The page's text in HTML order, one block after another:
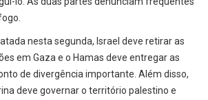
nesta segunda, Israel deve retirar as
em Gaza e o Hamas deve entregar as
de divergência importante. Além disso,
deve governar o território palestino e